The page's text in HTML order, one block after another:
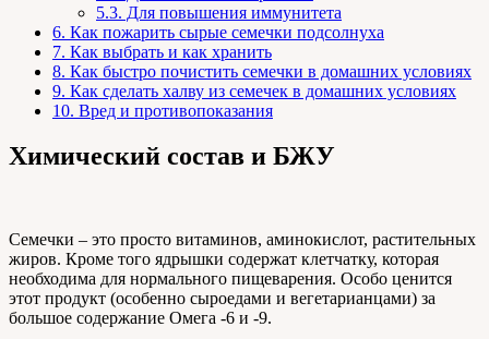
5.3. Для повышения иммунитета
6. Как пожарить сырые семечки подсолнуха
7. Как выбрать и как хранить
8. Как быстро почистить семечки в домашних условиях
9. Как сделать халву из семечек в домашних условиях
10. Вред и противопоказания
Химический состав и БЖУ
Семечки – это просто витаминов, аминокислот, растительных
жиров. Кроме того ядрышки содержат клетчатку, которая
необходима для нормального пищеварения. Особо ценится
этот продукт (особенно сыроедами и вегетарианцами) за
большое содержание Омега -6 и -9.